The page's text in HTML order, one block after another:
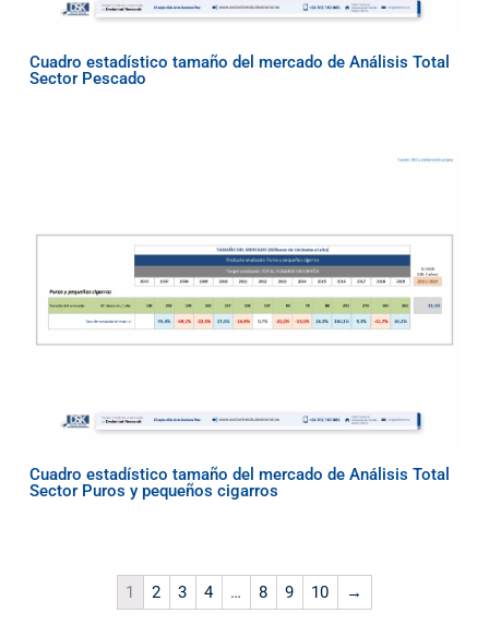
Cuadro estadístico tamaño del mercado de Análisis Total
Sector Pescado
Cuadro estadístico tamaño del mercado de Análisis Total
Sector Puros y pequeños cigarros
1 2 3 4 … 8 9 10 →